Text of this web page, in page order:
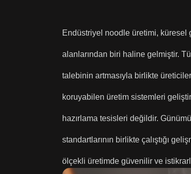
Endüstriyel noodle üretimi, küresel
alanlarından biri haline gelmiştir.
talebinin artmasıyla birlikte
koruyabilen üretim sistemleri
hazırlama tesisleri değildir.
standartlarının birlikte çalıştığı
ölçekli üretimde güvenilir ve